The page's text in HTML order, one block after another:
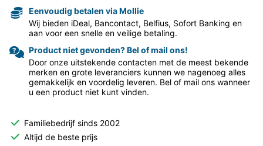
Eenvoudig betalen via Mollie
Wij bieden iDeal, Bancontact, Belfius, Sofort Banking en
aan voor een snelle en veilige betaling.
Product niet gevonden? Bel of mail ons!
Door onze uitstekende contacten met de meest bekende
merken en grote leveranciers kunnen we nagenoeg alles
gemakkelijk en voordelig leveren. Bel of mail ons wanneer
u een product niet kunt vinden.
Familiebedrijf sinds 2002
Altijd de beste prijs